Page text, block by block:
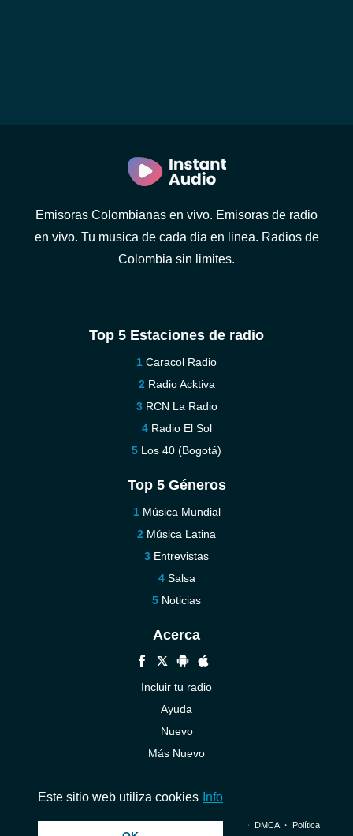
Emisoras Colombianas en vivo. Emisoras de radio
en vivo. Tu musica de cada dia en linea. Radios de
Colombia sin limites.
Top 5 Estaciones de radio
Caracol Radio
Radio Acktiva
RCN La Radio
Radio El Sol
Los 40 (Bogotá)
Top 5 Géneros
Música Mundial
Música Latina
Entrevistas
Salsa
Noticias
Acerca
Incluir tu radio
Ayuda
Nuevo
Más Nuevo
© 2026 InstantAudio. Reservados todos los derechos. ・ DMCA・ Política
Este sitio web utiliza cookies Info